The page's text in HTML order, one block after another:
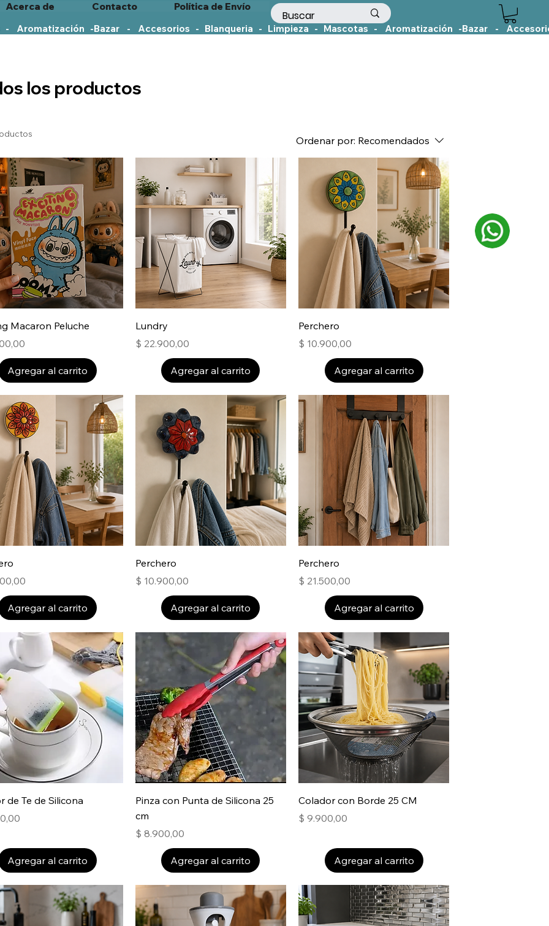
Acerca de Contacto
Política de Envío
-    Aromatización   -
los productos
Ordenar por: Recomendados
Macaron Peluche
Agregar al carrito
Lundry
Precio
$ 22.900,00
Agregar al carrito
Perchero
Precio
$ 10.900,00
Agregar al carrito
Agregar al carrito
Perchero
Precio
$ 10.900,00
Agregar al carrito
Perchero
Precio
$ 21.500,00
Agregar al carrito
de Te de Silicona
Agregar al carrito
Pinza con Punta de Silicona 25
cm
Precio
$ 8.900,00
Agregar al carrito
Colador con Borde 25 CM
Precio
$ 9.900,00
Agregar al carrito